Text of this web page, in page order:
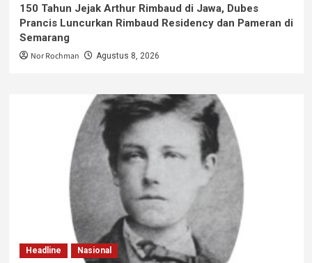
150 Tahun Jejak Arthur Rimbaud di Jawa, Dubes
Prancis Luncurkan Rimbaud Residency dan Pameran di
Semarang
Nor Rochman Agustus 8, 2026
Headline Nasional